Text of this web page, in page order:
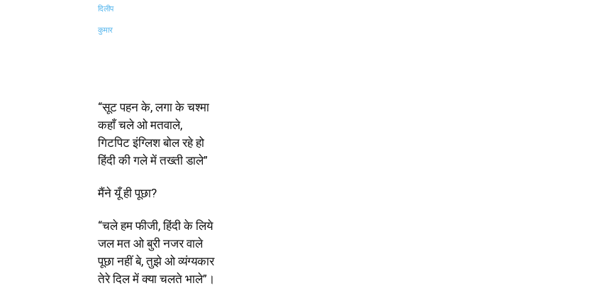
“सूट पहन के,लगा के चश्मा
कहाँ चले ओ मतवाले,
गिटपिट इंग्लिश बोल रहे हो
हिंदी की गले में तख्ती डाले”
मैंने यूँ ही पूछा?
“चले हम फीजी,हिंदी के लिये
जल मत ओ बुरी नजर वाले
पूछा नहीं बे,तुझे ओ व्यंग्यकार
तेरे दिल में क्या चलते भाले”।